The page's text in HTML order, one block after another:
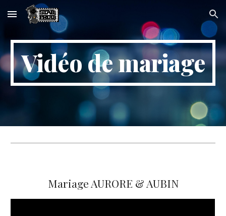
Skip to main content Skip to navigation
Vidéo de mariage
Mariage AURORE & AUBIN